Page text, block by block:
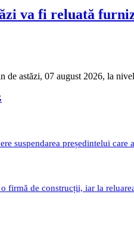
va fi reluată
de astăzi, 07 august 2026, la
suspendarea președintelui care
firmă de construcții, iar la